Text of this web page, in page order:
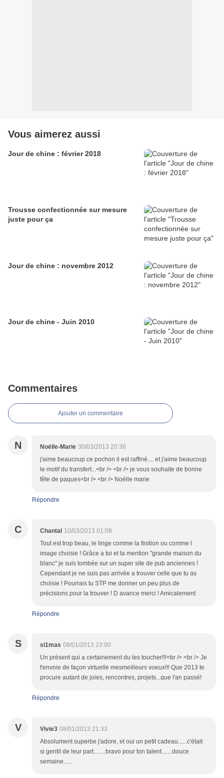
Vous aimerez aussi
Jour de chine : février 2018
Trousse confectionnée sur mesure
juste pour ça
Jour de chine : novembre 2012
Jour de chine - Juin 2010
Commentaires
Ajouter un commentaire
N Noëlle-Marie 30/03/2013 20:38
j'aime beaucoup ce pochon il est raffiné.... et j'aime beaucoup
le motif du transfert...<br /> <br /> je vous souhaite de bonne
fête de paques<br /> <br /> Noëlle marie
Répondre
C Chantal 10/03/2013 01:08
Tout est trop beau, le linge comme la finition ou comme l
image choisie ! Grâce a toi et ta mention "grande maison du
blanc" je suis tombée sur un super site de pub anciennes !
Cependant je ne suis pas arrivée a trouver celle que tu as
choisie ! Pourrais tu STP me donner un peu plus de
précisions pour la trouver ! D avance merci ! Amicalement
Répondre
S si1mas 08/01/2013 23:00
Un présent qui a certainement du les toucher!!!<br /> <br /> Je
t'envoie de façon virtuelle mesmeilleurs voeux!!! Que 2013 te
procure autant de joies, rencontres, projets...que l'an passé!
Répondre
V Vivie3 08/01/2013 21:33
Absolument superbe j'adore, et oui un petit cadeau......c'était
si gentil de leur part........bravo pour ton talent.......douce
semaine......